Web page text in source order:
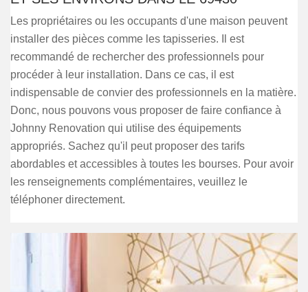
Les propriétaires ou les occupants d'une maison peuvent
installer des pièces comme les tapisseries. Il est
recommandé de rechercher des professionnels pour
procéder à leur installation. Dans ce cas, il est
indispensable de convier des professionnels en la matière.
Donc, nous pouvons vous proposer de faire confiance à
Johnny Renovation qui utilise des équipements
appropriés. Sachez qu'il peut proposer des tarifs
abordables et accessibles à toutes les bourses. Pour avoir
les renseignements complémentaires, veuillez le
téléphoner directement.